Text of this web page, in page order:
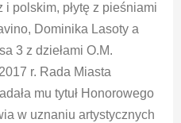
polskim, płytę z pieśniami
Dominika Lasoty a
3 z dziełami O.M.
r. Rada Miasta
mu tytuł Honorowego
w uznaniu artystycznych